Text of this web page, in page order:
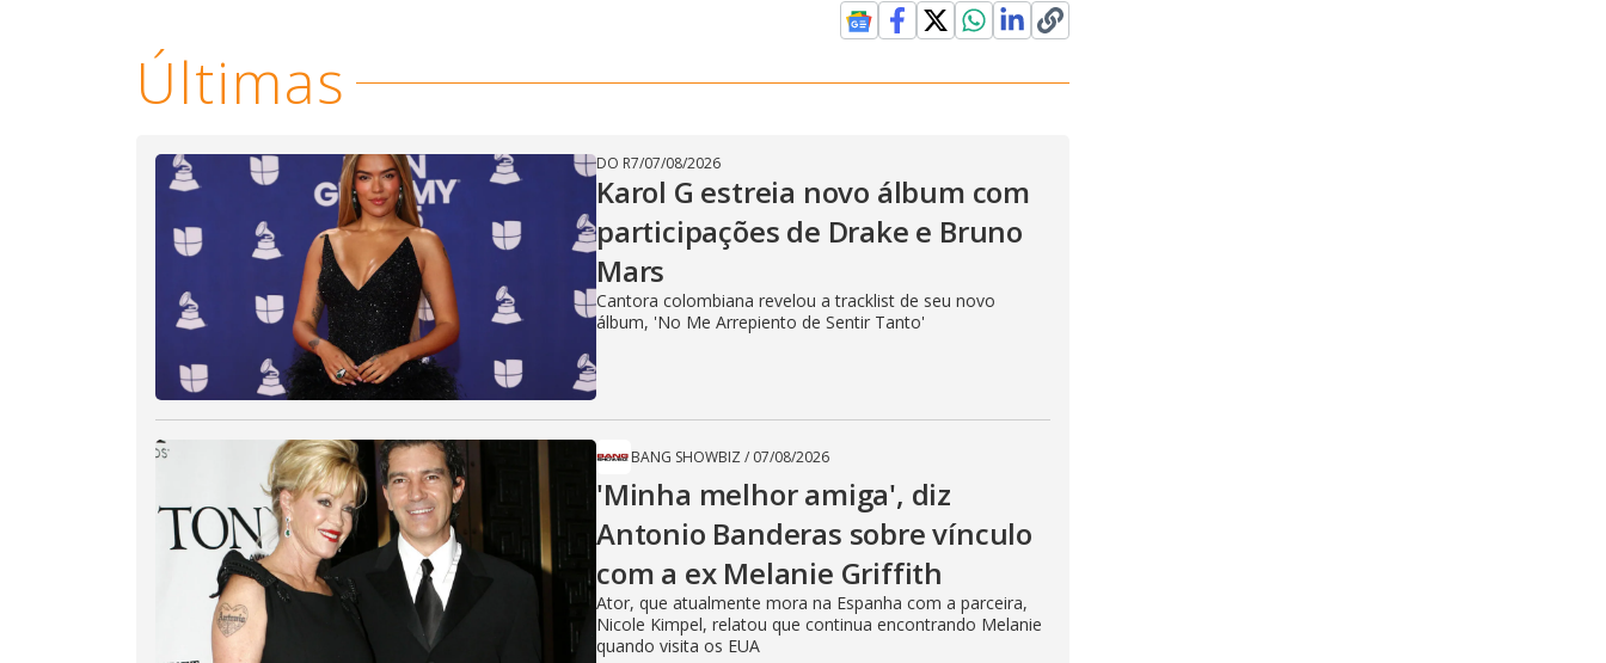
Últimas
DO R7/07/08/2026
Karol G estreia novo álbum com
participações de Drake e Bruno
Mars
Cantora colombiana revelou a ​tracklist de seu novo
álbum, 'No Me Arrepiento de Sentir Tanto'
BANG SHOWBIZ / 07/08/2026
'Minha melhor amiga', diz
Antonio Banderas sobre vínculo
com a ex Melanie Griffith
Ator, que atualmente mora na Espanha com a parceira,
Nicole Kimpel, relatou que continua encontrando Melanie
quando visita os EUA